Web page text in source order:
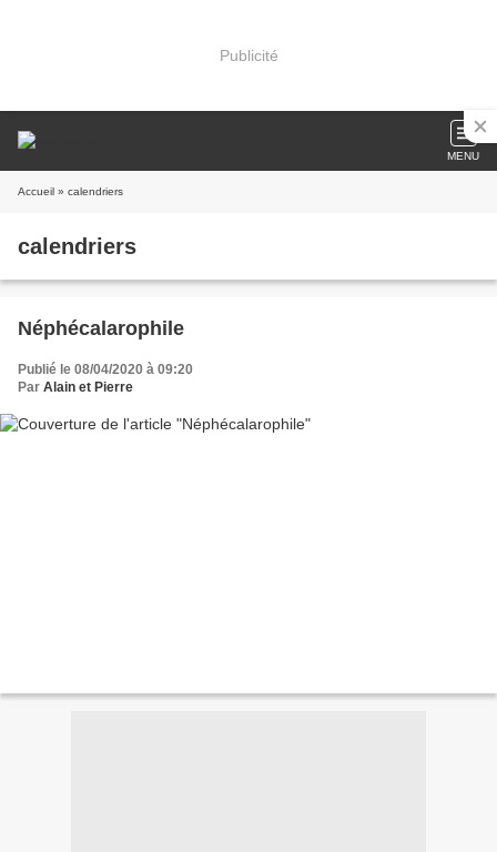
Publicité
MENU
Accueil » calendriers
calendriers
Néphécalarophile
Publié le 08/04/2020 à 09:20
Par Alain et Pierre